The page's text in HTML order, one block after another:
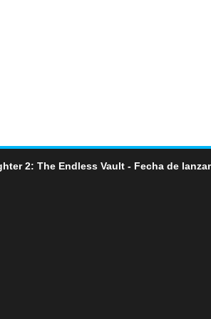
2: The Endless Vault - Fecha de